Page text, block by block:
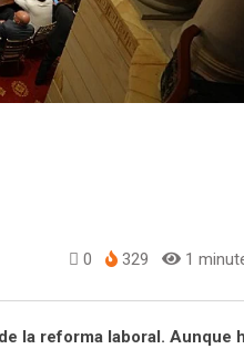
0 329 1
la reforma laboral. Aunque